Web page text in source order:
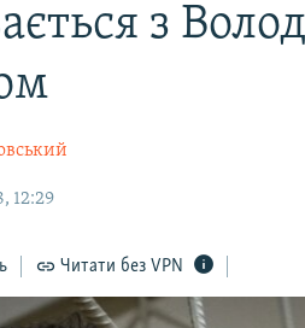
з
12:29
Читати без VPN